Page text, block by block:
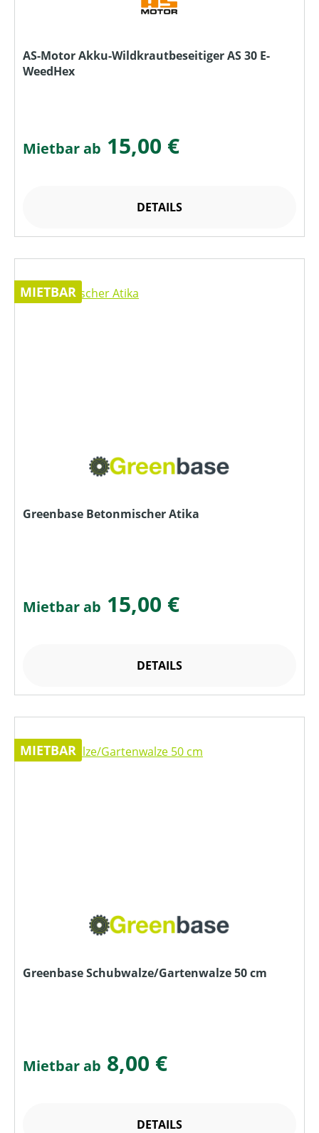
AS-Motor Akku-Wildkrautbeseitiger AS 30 E-
WeedHex
Mietbar ab 15,00 €
DETAILS
MIETBAR
Greenbase Betonmischer Atika
Mietbar ab 15,00 €
DETAILS
MIETBAR
Greenbase Schubwalze/Gartenwalze 50 cm
Mietbar ab 8,00 €
DETAILS